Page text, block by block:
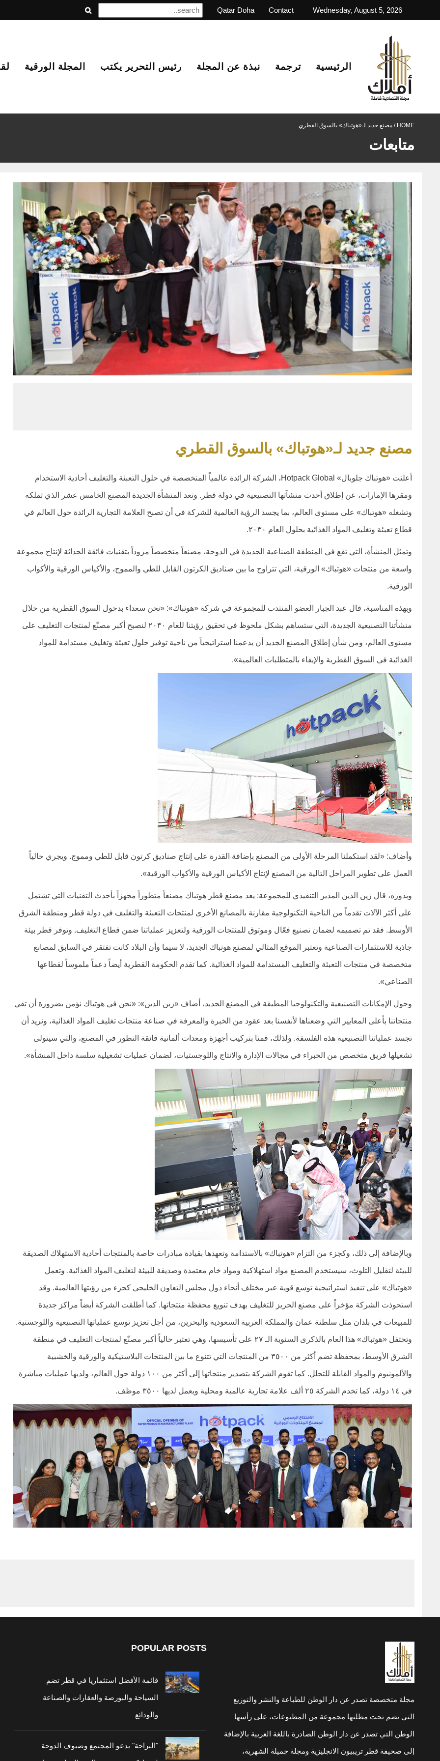
Wednesday, August 5, 2026
Contact
Qatar Doha
الرئيسية ترجمة نبذة عن المجلة رئيس التحرير يكتب المجلة الورقية
HOME / مصنع جديد لـ«هوتباك» بالسوق القطري
متابعات
مصنع جديد لـ«هوتباك» بالسوق القطري
أعلنت «هوتباك جلوبال» Hotpack Global، الشركة الرائدة عالمياً المتخصصة في حلول التعبئة والتغليف أحادية الاستخدام
ومقرها الإمارات، عن إطلاق أحدث منشآتها التصنيعية في دولة قطر. وتعد المنشأة الجديدة المصنع الخامس عشر الذي تملكه
وتشغله «هوتباك» على مستوى العالم، بما يجسد الرؤية العالمية للشركة في أن تصبح العلامة التجارية الرائدة حول العالم في
قطاع تعبئة وتغليف المواد الغذائية بحلول العام ٢٠٣٠.
وتمثل المنشأة، التي تقع في المنطقة الصناعية الجديدة في الدوحة، مصنعاً متخصصاً مزوداً بتقنيات فائقة الحداثة لإنتاج مجموعة
واسعة من منتجات «هوتباك» الورقية، التي تتراوح ما بين صناديق الكرتون القابل للطي والمموج، والأكياس الورقية والأكواب
الورقية.
وبهذه المناسبة، قال عبد الجبار العضو المنتدب للمجموعة في شركة «هوتباك»: «نحن سعداء بدخول السوق القطرية من خلال
منشأتنا التصنيعية الجديدة، التي ستساهم بشكل ملحوظ في تحقيق رؤيتنا للعام ٢٠٣٠ لنصبح أكبر مصنّع لمنتجات التغليف على
مستوى العالم، ومن شأن إطلاق المصنع الجديد أن يدعمنا استراتيجياً من ناحية توفير حلول تعبئة وتغليف مستدامة للمواد
الغذائية في السوق القطرية والإيفاء بالمتطلبات العالمية».
وأضاف: «لقد استكملنا المرحلة الأولى من المصنع بإضافة القدرة على إنتاج صناديق كرتون قابل للطي ومموج. ويجري حالياً
العمل على تطوير المراحل التالية من المصنع لإنتاج الأكياس الورقية والأكواب الورقية».
وبدوره، قال زين الدين المدير التنفيذي للمجموعة: يعد مصنع قطر هوتباك مصنعاً متطوراً مجهزاً بأحدث التقنيات التي تشتمل
على أكثر الآلات تقدماً من الناحية التكنولوجية مقارنة بالمصانع الأخرى لمنتجات التعبئة والتغليف في دولة قطر ومنطقة الشرق
الأوسط. فقد تم تصميمه لضمان تصنيع فعّال وموثوق للمنتجات الورقية ولتعزيز عملياتنا ضمن قطاع التغليف. وتوفر قطر بيئة
جاذبة للاستثمارات الصناعية وتعتبر الموقع المثالي لمصنع هوتباك الجديد، لا سيما وأن البلاد كانت تفتقر في السابق لمصانع
متخصصة في منتجات التعبئة والتغليف المستدامة للمواد الغذائية. كما تقدم الحكومة القطرية أيضاً دعماً ملموساً لقطاعها
الصناعي».
وحول الإمكانات التصنيعية والتكنولوجيا المطبقة في المصنع الجديد، أضاف «زين الدين»: «نحن في هوتباك نؤمن بضرورة أن تفي
منتجاتنا بأعلى المعايير التي وضعناها لأنفسنا بعد عقود من الخبرة والمعرفة في صناعة منتجات تغليف المواد الغذائية، ونريد أن
تجسد عملياتنا التصنيعية هذه الفلسفة. ولذلك، قمنا بتركيب أجهزة ومعدات ألمانية فائقة التطور في المصنع، والتي سيتولى
تشغيلها فريق متخصص من الخبراء في مجالات الإدارة والانتاج واللوجستيات، لضمان عمليات تشغيلية سلسة داخل المنشأة».
وبالإضافة إلى ذلك، وكجزء من التزام «هوتباك» بالاستدامة وتعهدها بقيادة مبادرات خاصة بالمنتجات أحادية الاستهلاك الصديقة
للبيئة لتقليل التلوث، سيستخدم المصنع مواد استهلاكية ومواد خام معتمدة وصديقة للبيئة لتغليف المواد الغذائية. وتعمل
«هوتباك» على تنفيذ استراتيجية توسع قوية عبر مختلف أنحاء دول مجلس التعاون الخليجي كجزء من رؤيتها العالمية. وقد
استحوذت الشركة مؤخراً على مصنع الحريز للتغليف بهدف تنويع محفظة منتجاتها. كما أطلقت الشركة أيضاً مراكز جديدة
للمبيعات في بلدان مثل سلطنة عمان والمملكة العربية السعودية والبحرين، من أجل تعزيز توسع عملياتها التصنيعية واللوجستية.
وتحتفل «هوتباك» هذا العام بالذكرى السنوية الـ ٢٧ على تأسيسها، وهي تعتبر حالياً أكبر مصنّع لمنتجات التغليف في منطقة
الشرق الأوسط، بمحفظة تضم أكثر من ٣٥٠٠ من المنتجات التي تتنوع ما بين المنتجات البلاستيكية والورقية والخشبية
والألمونيوم والمواد القابلة للتحلل. كما تقوم الشركة بتصدير منتجاتها إلى أكثر من ١٠٠ دولة حول العالم، ولديها عمليات مباشرة
في ١٤ دولة، كما تخدم الشركة ٢٥ ألف علامة تجارية عالمية ومحلية ويعمل لديها ٣٥٠٠ موظف.
مجلة متخصصة تصدر عن دار الوطن للطباعة والنشر والتوزيع
التي تضم تحت مظلتها مجموعة من المطبوعات، على رأسها
الوطن التي تصدر عن دار الوطن الصادرة باللغة العربية بالإضافة
إلى صحيفة قطر تريبيون الانجليزية ومجلة جميلة الشهرية،
POPULAR POSTS
قائمة الأفضل استثماريا في قطر تضم
السياحة والبورصة والعقارات والصناعة
والودائع
"البراحة" يدعو المجتمع وضيوف الدوحة